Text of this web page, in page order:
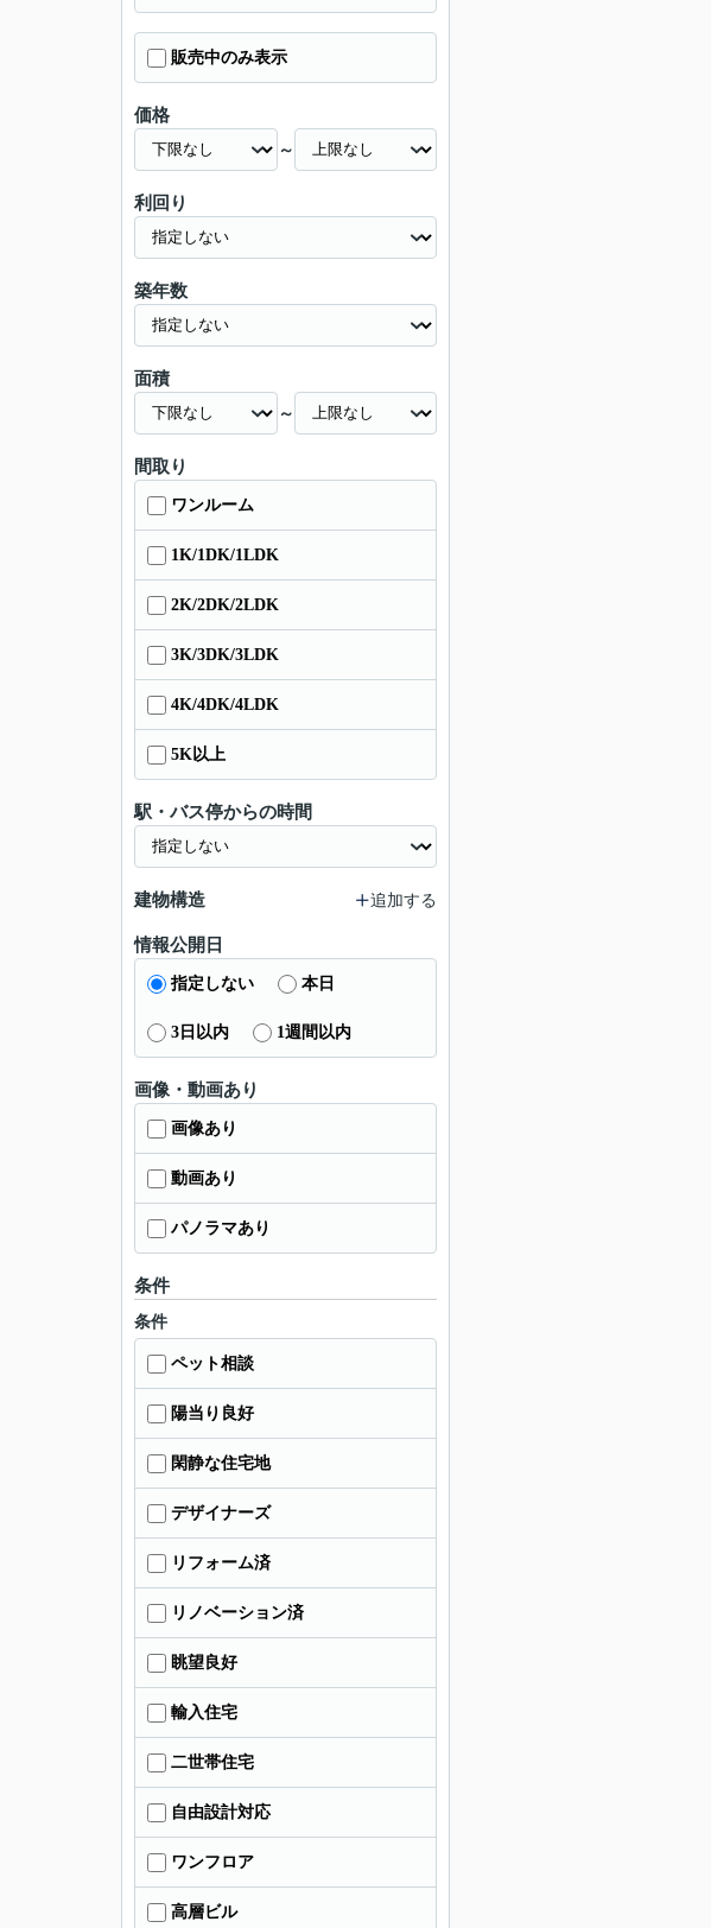
販売中のみ表示
価格
～
利回り
築年数
面積
～
間取り
ワンルーム
1K/1DK/1LDK
2K/2DK/2LDK
3K/3DK/3LDK
4K/4DK/4LDK
5K以上
駅・バス停からの時間
建物構造 追加する
情報公開日
指定しない 本日
3日以内 1週間以内
画像・動画あり
画像あり
動画あり
パノラマあり
条件
条件
ペット相談
陽当り良好
閑静な住宅地
デザイナーズ
リフォーム済
リノベーション済
眺望良好
輸入住宅
二世帯住宅
自由設計対応
ワンフロア
高層ビル